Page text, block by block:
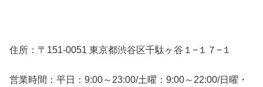
住所：〒151-0051 東京都渋谷区千駄ヶ谷１−１７−１
営業時間：平日：9:00～23:00/土曜：9:00～22:00/日曜・